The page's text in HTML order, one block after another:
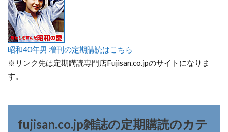
昭和40年男 増刊の定期購読はこちら
※リンク先は定期購読専門店Fujisan.co.jpのサイトになりま
す。
fujisan.co.jp雑誌の定期購読のカテ